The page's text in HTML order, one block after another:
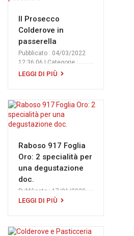
Il Prosecco
Colderove in
passerella
Pubblicato : 04/03/2022
12:36:06 | Categorie :
Colderove & Friends
LEGGI DI PIÙ
Raboso 917 Foglia
Oro: 2 specialità per
una degustazione
doc.
Pubblicato : 17/01/2020
11:52:35 | Categorie :
LEGGI DI PIÙ